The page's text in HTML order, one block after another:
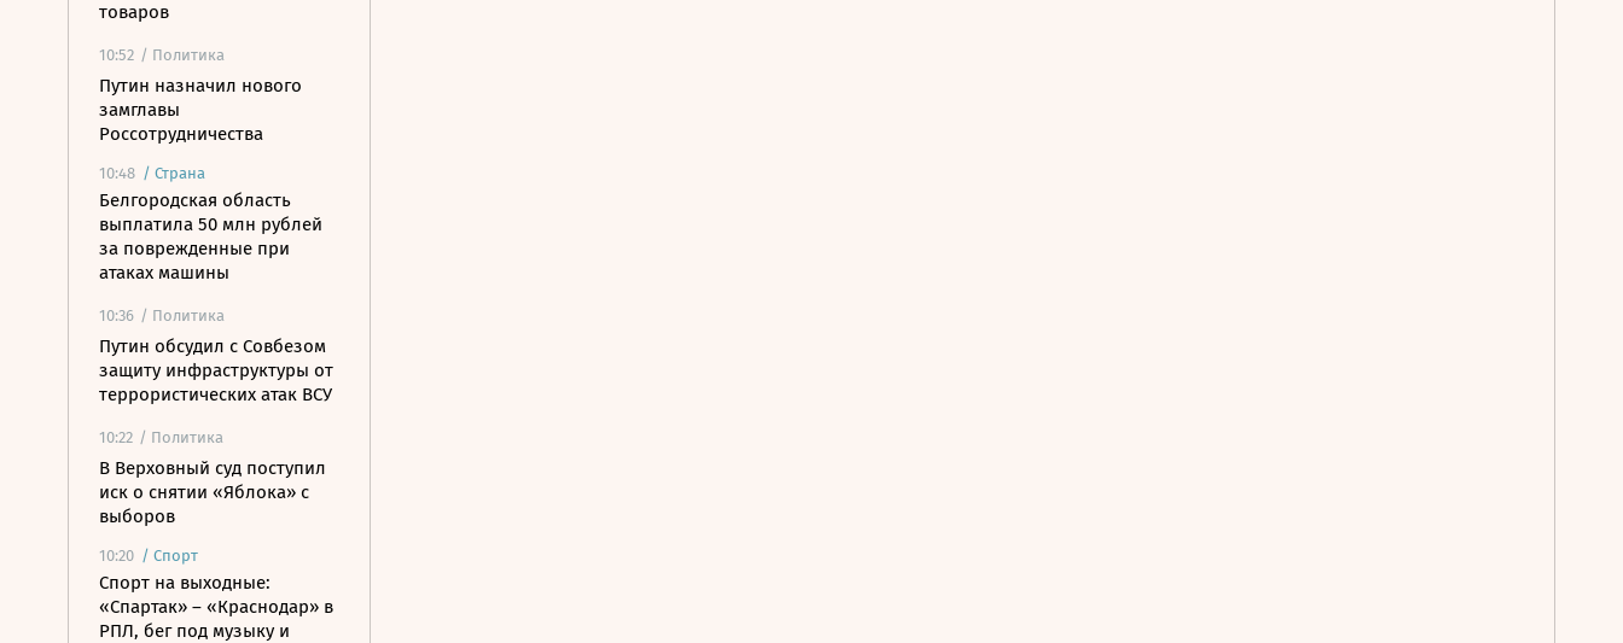
товаров
10:52 / Политика
Путин назначил нового
замглавы
Россотрудничества
10:48 / Страна
Белгородская область
выплатила 50 млн рублей
за поврежденные при
атаках машины
10:36 / Политика
Путин обсудил с Совбезом
защиту инфраструктуры от
террористических атак ВСУ
10:22 / Политика
В Верховный суд поступил
иск о снятии «Яблока» с
выборов
10:20 / Спорт
Спорт на выходные:
«Спартак» – «Краснодар» в
РПЛ, бег под музыку и